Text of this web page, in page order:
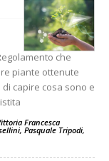
che
piante ottenute
capire cosa sono e
Francesca
, Pasquale Tripodi,